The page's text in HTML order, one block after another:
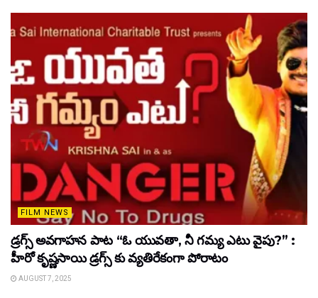
FILM NEWS
డ్రగ్స్ అవగాహన పాట “ఓ యువతా, నీ గమ్య ఎటు వైపు?” :
హీరో కృష్ణసాయి డ్రగ్స్ కు వ్యతిరేకంగా పోరాటం
AUGUST 7, 2025